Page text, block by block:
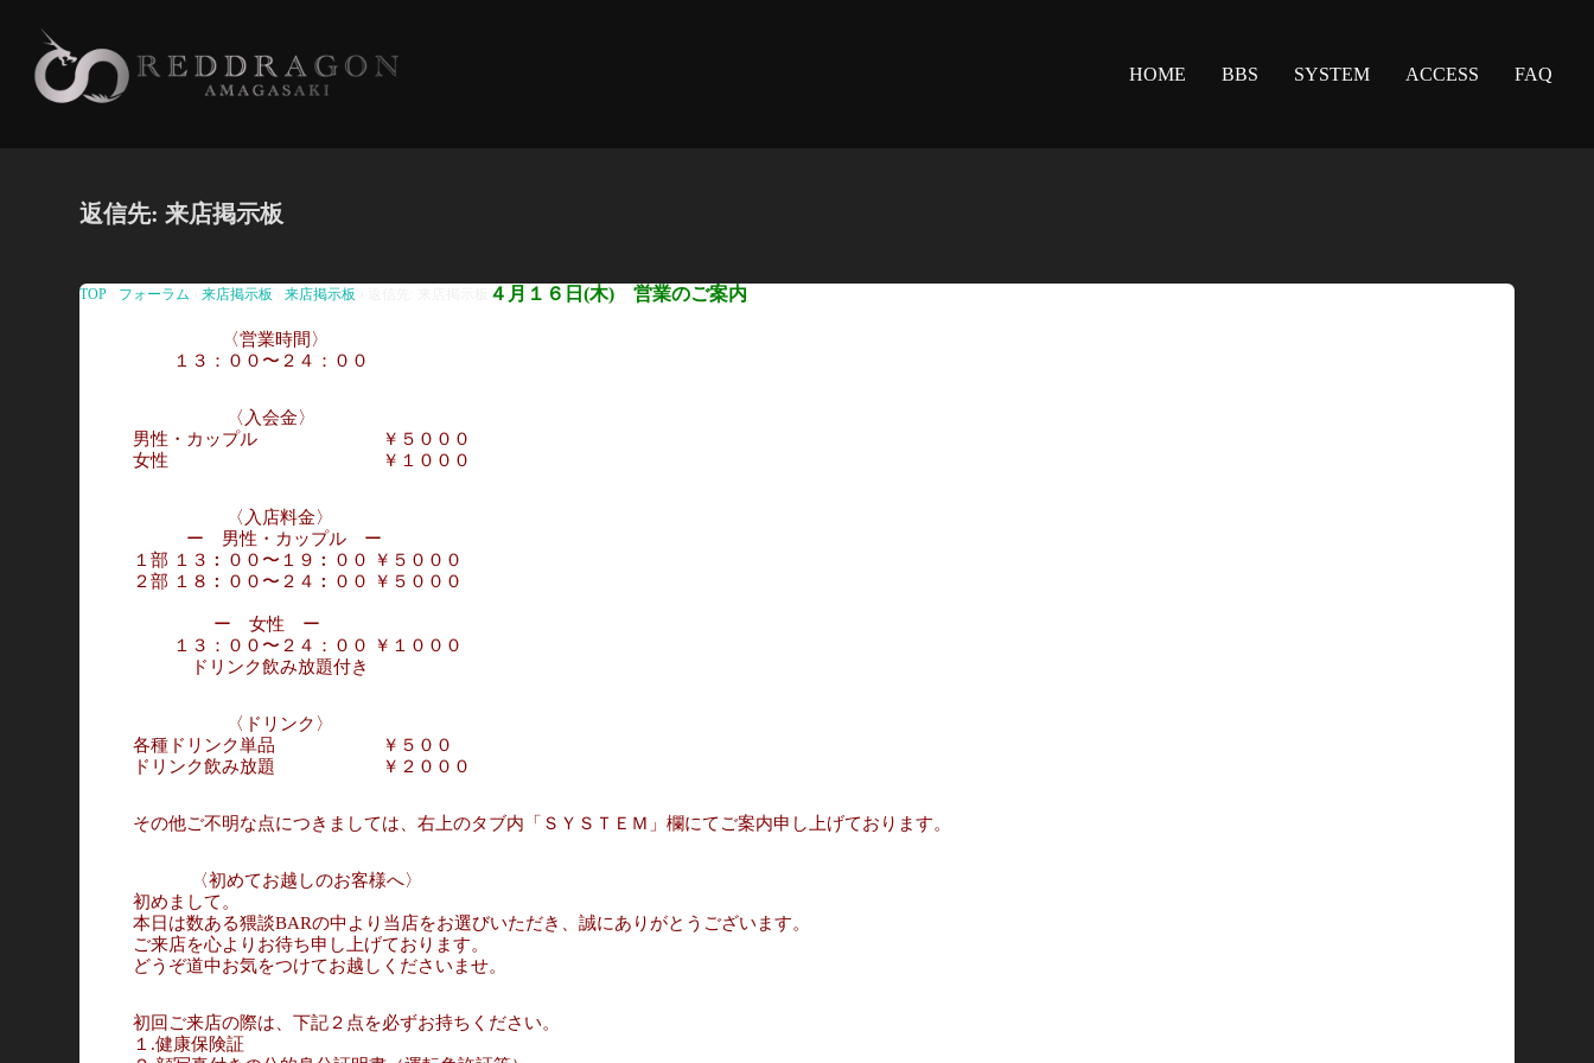
HOME BBS SYSTEM ACCESS FAQ
返信先: 来店掲示板
TOP フォーラム 来店掲示板 来店掲示板 ４月１６日(木) 営業のご案内
〈営業時間〉
１３：００〜２４：００
〈入会金〉
男性・カップル ￥５０００
女性 ￥１０００
〈入店料金〉
ー 男性・カップル ー
１部 １３︰００〜１９︰００ ￥５０００
２部 １８︰００〜２４︰００ ￥５０００
ー 女性 ー
１３：００〜２４：００ ￥１０００
ドリンク飲み放題付き
〈ドリンク〉
各種ドリンク単品 ￥５００
ドリンク飲み放題 ￥２０００
その他ご不明な点につきましては、右上のタブ内「ＳＹＳＴＥＭ」欄にてご案内申し上げております。
〈初めてお越しのお客様へ〉
初めまして。
本日は数ある猥談BARの中より当店をお選びいただき、誠にありがとうございます。
ご来店を心よりお待ち申し上げております。
どうぞ道中お気をつけてお越しくださいませ。
初回ご来店の際は、下記２点を必ずお持ちください。
１.健康保険証